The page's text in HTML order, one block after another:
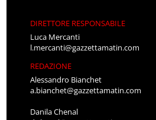
DIRETTORE RESPONSABILE
Luca Mercanti
l.mercanti@gazzettamatin.com
REDAZIONE
Alessandro Bianchet
a.bianchet@gazzettamatin.com
Danila Chenal